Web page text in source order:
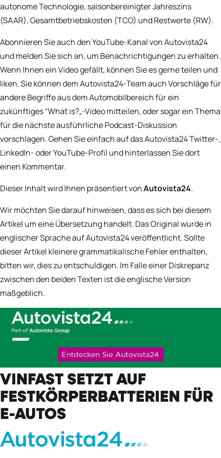
autonome Technologie, saisonbereinigter Jahreszins
(SAAR),Gesamtbetriebskosten (TCO) undRestwerte (RW).
Abonnieren Sie auch den YouTube-Kanal von Autovista24
und melden Sie sich an, um Benachrichtigungen zu erhalten.
Wenn Ihnen ein Video gefällt, können Sie es gerne teilen und
liken. Sie können dem Autovista24-Team auch Vorschläge für
andere Begriffe aus dem Automobilbereich für ein
zukünftiges “What is?„-Video mitteilen, oder sogar ein Thema
für die nächste ausführliche Podcast-Diskussion
vorschlagen. Gehen Sie einfach auf das Autovista24Twitter-,
LinkedIn-oderYouTube-Profil und hinterlassen Sie dort
einen Kommentar.
Dieser Inhalt wird Ihnen präsentiert vonAutovista24.
Wir möchten Sie darauf hinweisen, dass es sich bei diesem
Artikel um eine Übersetzung handelt. Das Original wurde in
englischer Sprache aufAutovista24veröffentlicht. Sollte
dieser Artikel kleinere grammatikalische Fehler enthalten,
bitten wir, dies zu entschuldigen. Im Falle einer Diskrepanz
zwischen den beiden Texten ist die englische Version
maßgeblich.
VINFAST SETZT AUF
FESTKÖRPERBATTERIEN FÜR
E-AUTOS